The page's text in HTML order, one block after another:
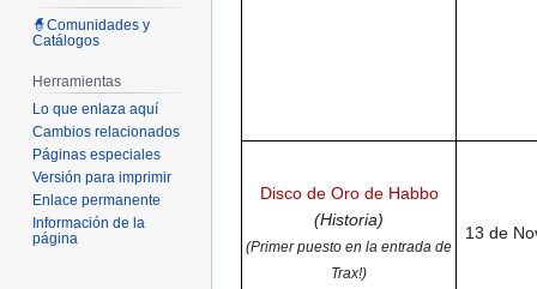
Disco de Oro de Habbo
(Historia)
(Primer puesto en la entrada de
Trax!)
13 de
🧙Comunidades y
Catálogos
Herramientas
Lo que enlaza aquí
Cambios relacionados
Páginas especiales
Versión para imprimir
Enlace permanente
Información de la
página